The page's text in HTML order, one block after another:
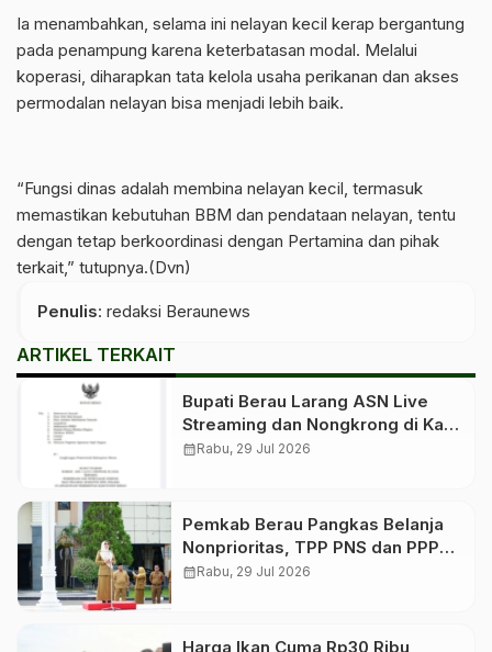
Ia menambahkan, selama ini nelayan kecil kerap bergantung
pada penampung karena keterbatasan modal. Melalui
koperasi, diharapkan tata kelola usaha perikanan dan akses
permodalan nelayan bisa menjadi lebih baik.
“Fungsi dinas adalah membina nelayan kecil, termasuk
memastikan kebutuhan BBM dan pendataan nelayan, tentu
dengan tetap berkoordinasi dengan Pertamina dan pihak
terkait,” tutupnya.(Dvn)
Penulis: redaksi Beraunews
ARTIKEL TERKAIT
Bupati Berau Larang ASN Live
Streaming dan Nongkrong di Kafe
Saat Jam Kerja
calendar_monthRabu, 29 Jul 2026
Pemkab Berau Pangkas Belanja
Nonprioritas, TPP PNS dan PPPK
Tetap Dibayar
calendar_monthRabu, 29 Jul 2026
Harga Ikan Cuma Rp30 Ribu,